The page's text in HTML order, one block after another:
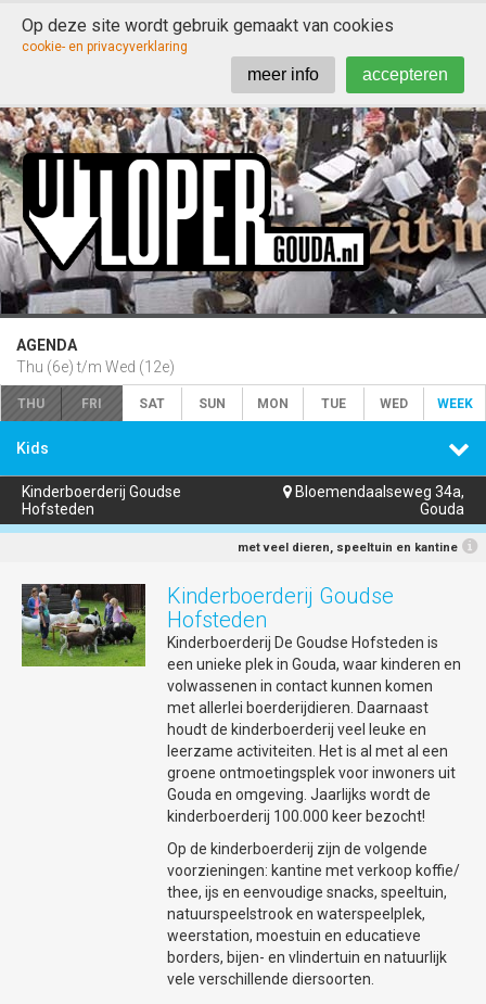
Op deze site wordt gebruik gemaakt van cookies
cookie- en privacyverklaring
accepteren
meer info
THU FRI SAT SUN MON TUE WED WEEK
AGENDA
Thu (6e) t/m Wed (12e)

Kids
Kinderboerderij Goudse
Hofsteden
 Bloemendaalseweg 34a,
Gouda
met veel dieren, speeltuin en kantine
Kinderboerderij Goudse
Hofsteden
Kinderboerderij De Goudse Hofsteden is
een unieke plek in Gouda, waar kinderen en
volwassenen in contact kunnen komen
met allerlei boerderijdieren. Daarnaast
houdt de kinderboerderij veel leuke en
leerzame activiteiten. Het is al met al een
groene ontmoetingsplek voor inwoners uit
Gouda en omgeving. Jaarlijks wordt de
kinderboerderij 100.000 keer bezocht!
Op de kinderboerderij zijn de volgende
voorzieningen: kantine met verkoop koffie/
thee, ijs en eenvoudige snacks, speeltuin,
natuurspeelstrook en waterspeelplek,
weerstation, moestuin en educatieve
borders, bijen- en vlindertuin en natuurlijk
vele verschillende diersoorten.